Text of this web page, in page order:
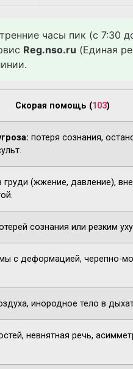
часы пик (с 7:30
Reg.nso.ru (Единая
Скорая помощь (103)
потеря сознания,
(жжение, давление),
сознания или резким
с деформацией, черепно-
инородное тело в
невнятная речь,